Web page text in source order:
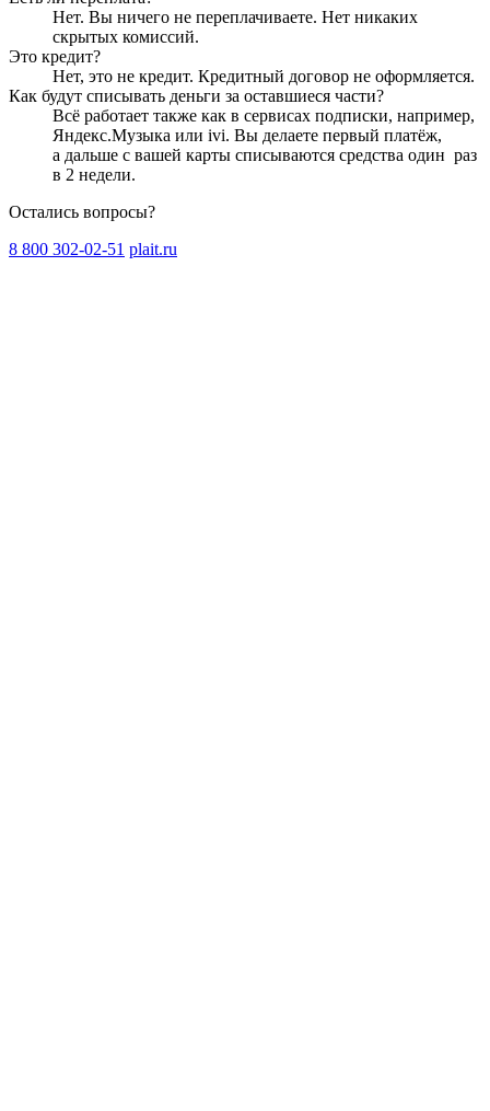
Нет. Вы ничего не переплачиваете. Нет никаких
скрытых комиссий.
Это кредит?
Нет, это не кредит. Кредитный договор не оформляется.
Как будут списывать деньги за оставшиеся части?
Всё работает также как в сервисах подписки, например,
Яндекс.Музыка или ivi. Вы делаете первый платёж,
а дальше с вашей карты списываются средства один раз
в 2 недели.
Остались вопросы?
8 800 302-02-51 plait.ru